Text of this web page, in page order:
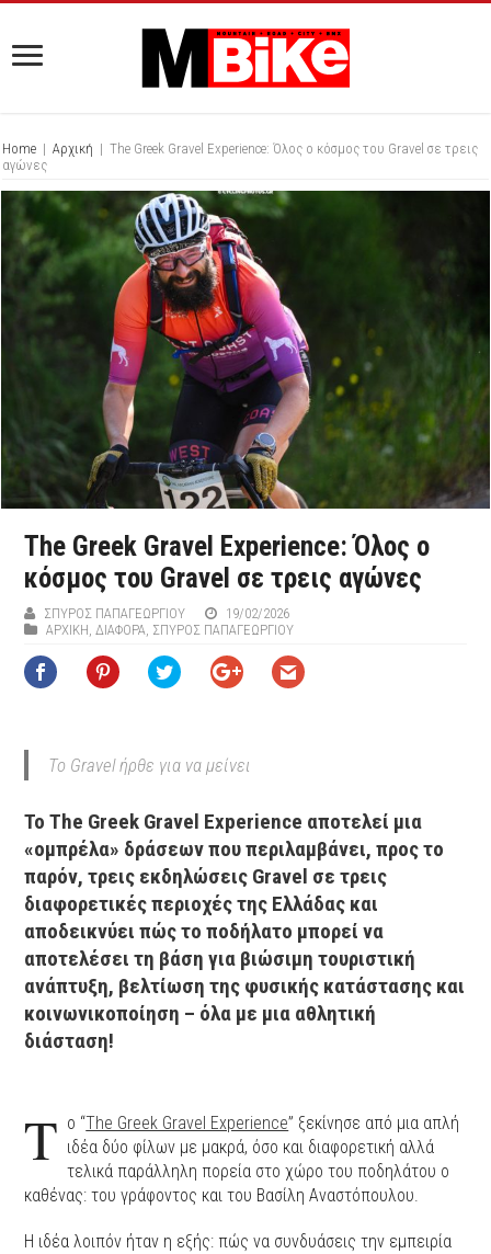
Home | Αρχική | The Greek Gravel Experience: Όλος ο κόσμος του Gravel σε τρεις
αγώνες
The Greek Gravel Experience: Όλος ο
κόσμος του Gravel σε τρεις αγώνες
ΣΠΎΡΟΣ ΠΑΠΑΓΕΩΡΓΊΟΥ
19/02/2026
ΑΡΧΙΚΉ,ΔΙΆΦΟΡΑ, ΣΠΎΡΟΣ ΠΑΠΑΓΕΩΡΓΊΟΥ
Το Gravel ήρθε για να μείνει
Το The Greek Gravel Experience αποτελεί μια
«ομπρέλα» δράσεων που περιλαμβάνει, προς το
παρόν, τρεις εκδηλώσεις Gravel σε τρεις
διαφορετικές περιοχές της Ελλάδας και
αποδεικνύει πώς το ποδήλατο μπορεί να
αποτελέσει τη βάση για βιώσιμη τουριστική
ανάπτυξη, βελτίωση της φυσικής κατάστασης και
κοινωνικοποίηση – όλα με μια αθλητική
διάσταση!
Τ ο “The Greek Gravel Experience” ξεκίνησε από μια απλή
ιδέα δύο φίλων με μακρά, όσο και διαφορετική αλλά
τελικά παράλληλη πορεία στο χώρο του ποδηλάτου ο
καθένας: του γράφοντος και του Βασίλη Αναστόπουλου.
Η ιδέα λοιπόν ήταν η εξής: πώς να συνδυάσεις την εμπειρία